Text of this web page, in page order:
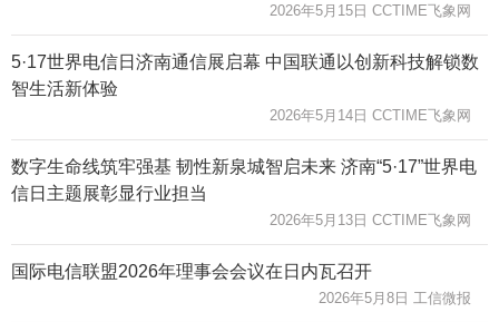
2026年5月15日 CCTIME飞象网
5·17世界电信日济南通信展启幕 中国联通以创新科技解锁数
智生活新体验
2026年5月14日 CCTIME飞象网
数字生命线筑牢强基 韧性新泉城智启未来 济南“5·17”世界电
信日主题展彰显行业担当
2026年5月13日 CCTIME飞象网
国际电信联盟2026年理事会会议在日内瓦召开
2026年5月8日 工信微报